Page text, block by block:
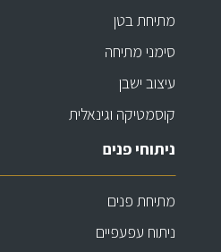
מתיחת בטן
סימני מתיחה
עיצוב ישבן
קוסמטיקה וגינאלית
ניתוחי פנים
מתיחת פנים
ניתוח עפעפיים